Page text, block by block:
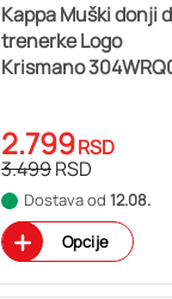
Kappa Muški donji
trenerke Logo
Krismano
2.799RSD
3.499RSD
Dostava od 12.08.
Opcije